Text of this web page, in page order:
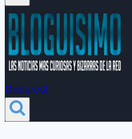
Groleros!